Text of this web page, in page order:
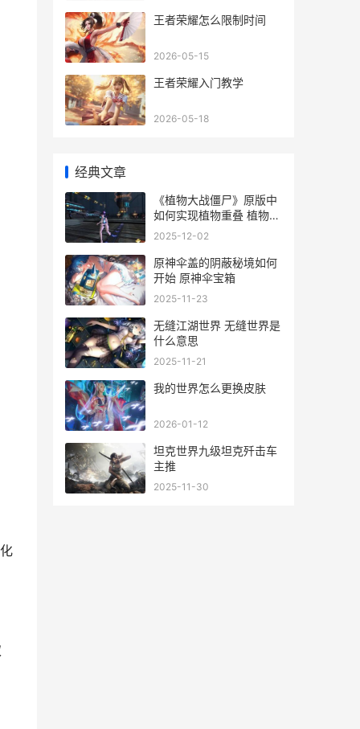
王者荣耀怎么限制时间
2026-05-15
王者荣耀入门教学
2026-05-18
经典文章
《植物大战僵尸》原版中
如何实现植物重叠 植物大
战僵尸1
2025-12-02
原神伞盖的阴蔽秘境如何
开始 原神伞宝箱
2025-11-23
无缝江湖世界 无缝世界是
什么意思
2025-11-21
我的世界怎么更换皮肤
2026-01-12
坦克世界九级坦克歼击车
主推
2025-11-30